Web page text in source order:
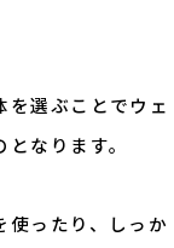
選ぶことでウェ
なります。
使ったり、しっか